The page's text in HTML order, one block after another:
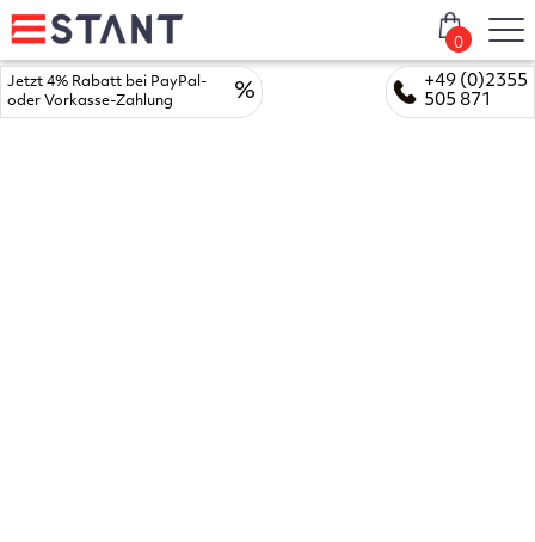
+49 (0)2355
505 871
Jetzt 4% Rabatt bei PayPal-
oder Vorkasse-Zahlung
%
0